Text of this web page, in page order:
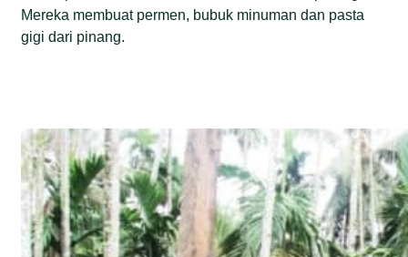
Mereka membuat permen, bubuk minuman dan pasta
gigi dari pinang.